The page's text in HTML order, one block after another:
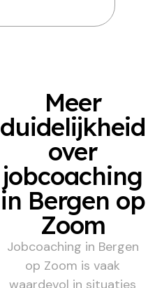
Meer
duidelijkheid
over
jobcoaching
in Bergen op
Zoom
Jobcoaching in Bergen
op Zoom is vaak